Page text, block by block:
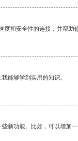
和安全性的连接，并帮助
能够学到实用的知识。
新功能。比如，可以增加